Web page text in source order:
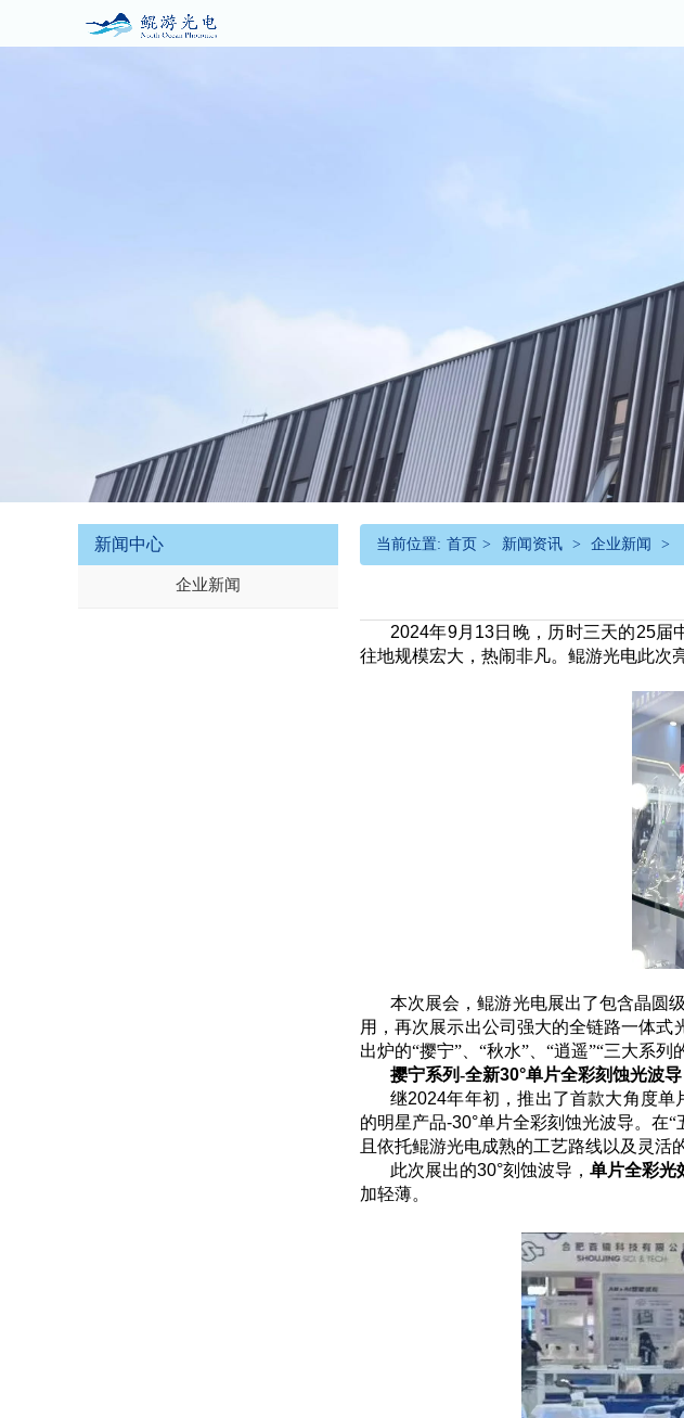
新闻中心
企业新闻
当前位置: 首页 > 新闻资讯 > 企业新闻 >
2024年9月 13日晚，历时三天的25届
往地规模宏大，热闹非凡。鲲游光电此次
本次展会，鲲游光电展出了包含晶圆
用，再次展示出公司强大的全链路一体
出炉的“撄宁”、“秋水”、“逍遥”“三大系列
撄宁系列-全新30°单片全彩刻蚀光波导
继2024年年初，推出了首款大角度单
的明星产品-30°单片全彩刻蚀光波导。在
且依托鲲游光电成熟的工艺路线以及灵活
此次展出的30°刻蚀波导， 单片全彩光
加轻薄。